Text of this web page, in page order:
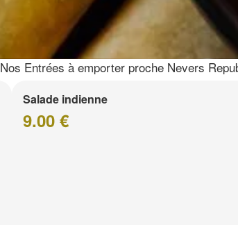
Nos Entrées à emporter proche Nevers
Salade indienne
9.00 €